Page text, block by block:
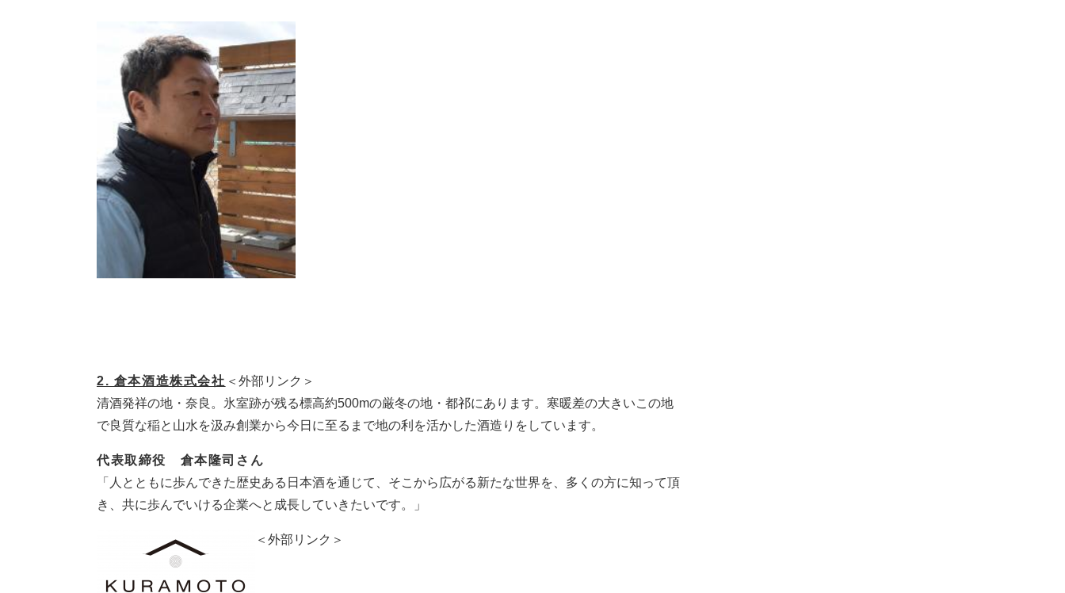
2. 倉本酒造株式会社 ＜外部リンク＞
清酒発祥の地・奈良。氷室跡が残る標高約500mの厳冬の地・都祁にあります。寒暖差の大きいこの地
で良質な稲と山水を汲み創業から今日に至るまで地の利を活かした酒造りをしています。​
代表取締役 倉本隆司さん
「人とともに歩んできた歴史ある日本酒を通じて、そこから広がる新たな世界を、多くの方に知って頂
き、共に歩んでいける企業へと成長していきたいです。」
＜外部リンク＞